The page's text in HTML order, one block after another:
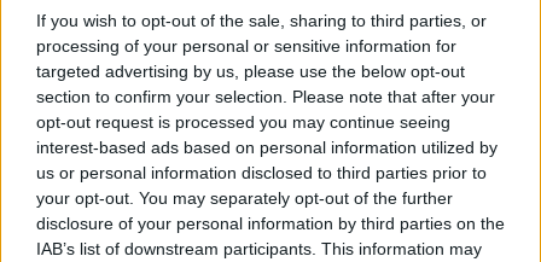
If you wish to opt-out of the sale, sharing to third parties, or
processing of your personal or sensitive information for
targeted advertising by us, please use the below opt-out
section to confirm your selection. Please note that after your
opt-out request is processed you may continue seeing
interest-based ads based on personal information utilized by
us or personal information disclosed to third parties prior to
your opt-out. You may separately opt-out of the further
disclosure of your personal information by third parties on the
IAB’s list of downstream participants. This information may
250 do 550 mm. Dostupný v troch výškach ako pre klasickú tak
aj vnútornú zásuvku. Vysoký komfort produktu je zabezpečený
tichým zatváraním. Zásuvka sa hodí pre celý rad systémov
organizácie priestorov, príborových vložiek, rohoží a triedičov
odpadu.
Parametre
EAN: 5908231311894